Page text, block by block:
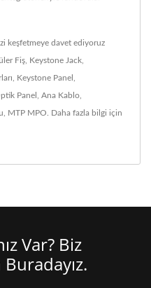
keşfetmeye davet ediyoruz
Fiş Keystone Jack
Keystone Panel
Panel Ana Kablo
MTP MPO . Daha fazla bilgi için
Var? Biz